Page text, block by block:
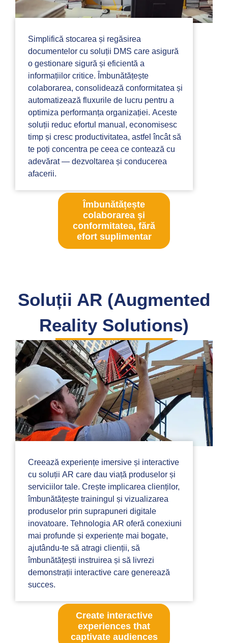
Simplifică stocarea și regăsirea
documentelor cu soluții DMS care asigură
o gestionare sigură și eficientă a
informațiilor critice. Îmbunătățește
colaborarea, consolidează conformitatea și
automatizează fluxurile de lucru pentru a
optimiza performanța organizației. Aceste
soluții reduc efortul manual, economisesc
timp și cresc productivitatea, astfel încât să
te poți concentra pe ceea ce contează cu
adevărat — dezvoltarea și conducerea
afacerii.
Îmbunătățește
colaborarea și
conformitatea, fără
efort suplimentar
Soluții AR (Augmented
Reality Solutions)
Creează experiențe imersive și interactive
cu soluții AR care dau viață produselor și
serviciilor tale. Crește implicarea clienților,
îmbunătățește trainingul și vizualizarea
produselor prin suprapuneri digitale
inovatoare. Tehnologia AR oferă conexiuni
mai profunde și experiențe mai bogate,
ajutându-te să atragi clienții, să
îmbunătățești instruirea și să livrezi
demonstrații interactive care generează
succes.
Create interactive
experiences that
captivate audiences